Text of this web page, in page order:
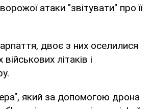
атаки "звітувати" про її
двоє з них оселилися
літаків і
який за допомогою дрона